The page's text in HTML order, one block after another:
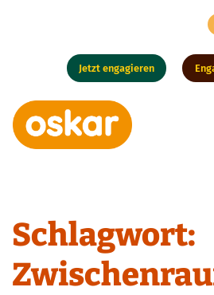
Jetzt engagieren
Hauptnavigation
Schlagwort: